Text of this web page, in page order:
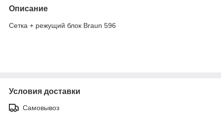
Описание
Сетка + режущий блок Braun 596
Условия доставки
Самовывоз